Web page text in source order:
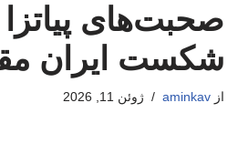
صحبت‌های
شکست ایران
از aminkav ژوئن 11, 2026